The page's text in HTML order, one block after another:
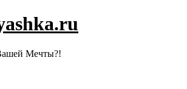
Мечты?!